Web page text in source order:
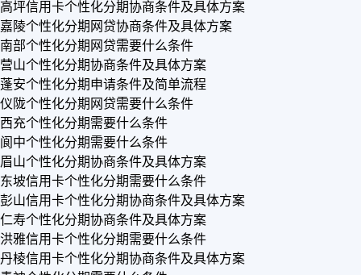
高坪信用卡个性化分期协商条件及具体方案
嘉陵个性化分期网贷协商条件及具体方案
南部个性化分期网贷需要什么条件
营山个性化分期协商条件及具体方案
蓬安个性化分期申请条件及简单流程
仪陇个性化分期网贷需要什么条件
西充个性化分期需要什么条件
阆中个性化分期需要什么条件
眉山个性化分期协商条件及具体方案
东坡信用卡个性化分期需要什么条件
彭山信用卡个性化分期协商条件及具体方案
仁寿个性化分期协商条件及具体方案
洪雅信用卡个性化分期需要什么条件
丹棱信用卡个性化分期协商条件及具体方案